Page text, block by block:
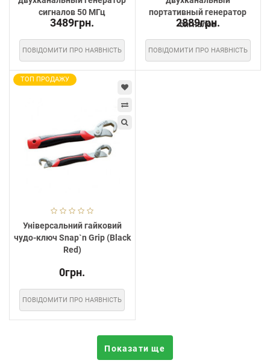
сигналов 50 МГц
3489грн.
ПОВІДОМИТИ ПРО НАЯВНІСТЬ
портативный генератор
сигналов
2889грн.
ПОВІДОМИТИ ПРО НАЯВНІСТЬ
ТОП ПРОДАЖУ
Універсальний гайковий
чудо-ключ Snap`n Grip (Black
Red)
0грн.
ПОВІДОМИТИ ПРО НАЯВНІСТЬ
Показати ще